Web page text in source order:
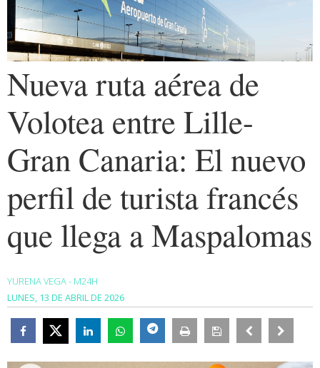
Nueva ruta aérea de
Volotea entre Lille-
Gran Canaria: El nuevo
perfil de turista francés
que llega a Maspalomas
YURENA VEGA - M24H
LUNES, 13 DE ABRIL DE 2026